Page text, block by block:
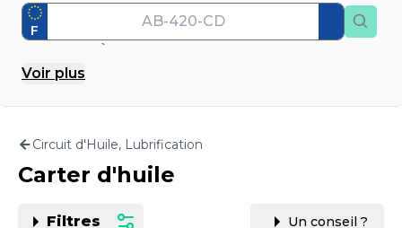
F
Motorisation
Voir plus
Circuit d'Huile, Lubrification
Carter d'huile
Filtres Un conseil ?